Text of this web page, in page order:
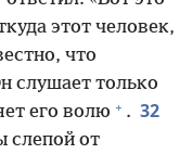
этот человек,
что
слушает только
его волю + . 32
слепой от